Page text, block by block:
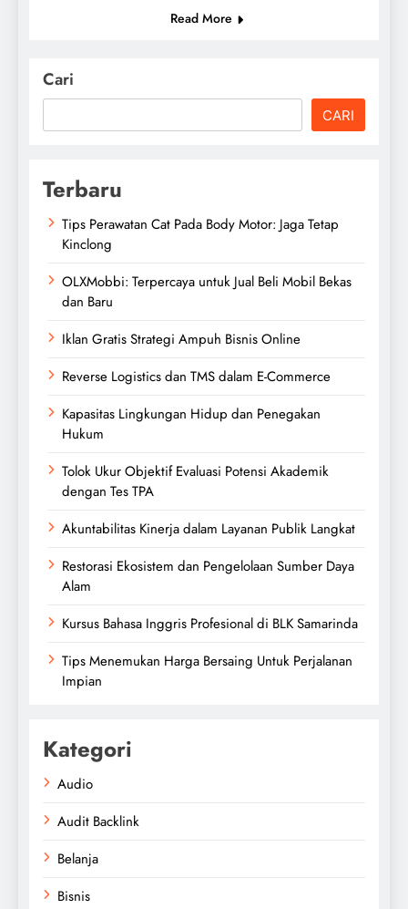
Read More
Cari
CARI
Terbaru
Tips Perawatan Cat Pada Body Motor: Jaga Tetap
Kinclong
OLXMobbi: Terpercaya untuk Jual Beli Mobil Bekas
dan Baru
Iklan Gratis Strategi Ampuh Bisnis Online
Reverse Logistics dan TMS dalam E-Commerce
Kapasitas Lingkungan Hidup dan Penegakan
Hukum
Tolok Ukur Objektif Evaluasi Potensi Akademik
dengan Tes TPA
Akuntabilitas Kinerja dalam Layanan Publik Langkat
Restorasi Ekosistem dan Pengelolaan Sumber Daya
Alam
Kursus Bahasa Inggris Profesional di BLK Samarinda
Tips Menemukan Harga Bersaing Untuk Perjalanan
Impian
Kategori
Audio
Audit Backlink
Belanja
Bisnis